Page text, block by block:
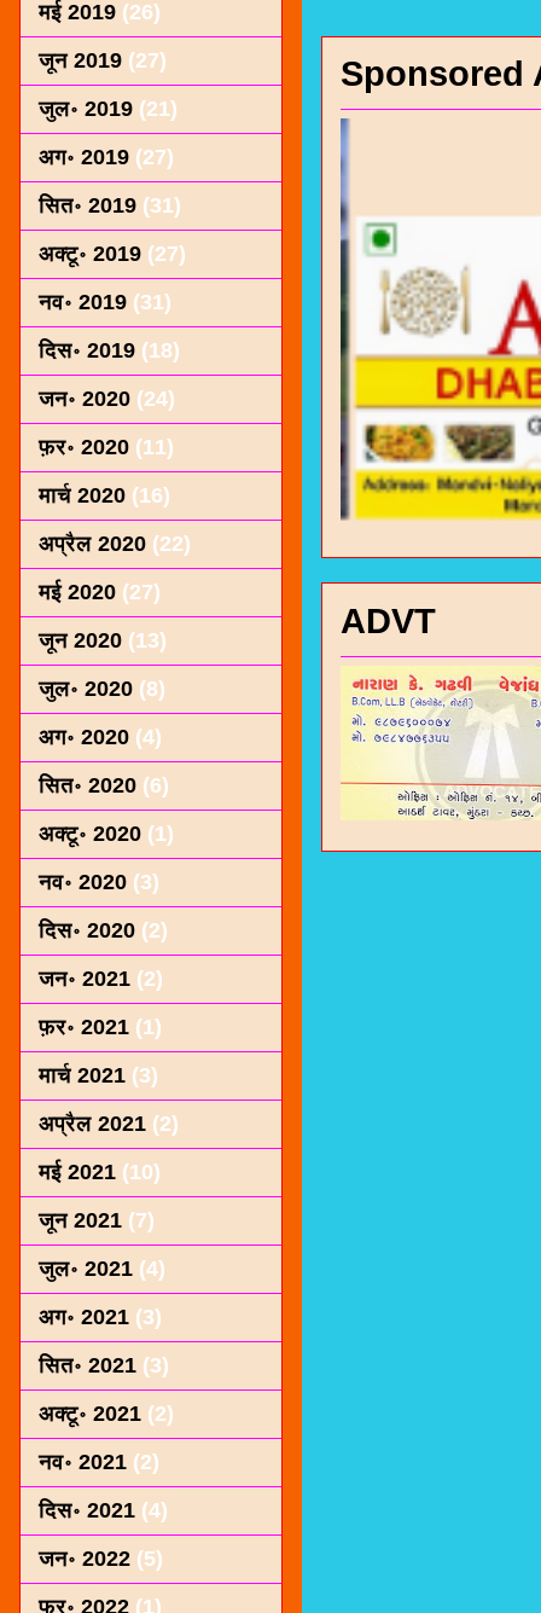
Sponsored
ADVT
मई 2019 (26)
जून 2019 (27)
जुल॰ 2019 (21)
अग॰ 2019 (27)
सित॰ 2019 (31)
अक्टू॰ 2019 (27)
नव॰ 2019 (31)
दिस॰ 2019 (18)
जन॰ 2020 (24)
फ़र॰ 2020 (11)
मार्च 2020 (16)
अप्रैल 2020 (22)
मई 2020 (27)
जून 2020 (13)
जुल॰ 2020 (8)
अग॰ 2020 (4)
सित॰ 2020 (6)
अक्टू॰ 2020 (1)
नव॰ 2020 (3)
दिस॰ 2020 (2)
जन॰ 2021 (2)
फ़र॰ 2021 (1)
मार्च 2021 (3)
अप्रैल 2021 (2)
मई 2021 (10)
जून 2021 (7)
जुल॰ 2021 (4)
अग॰ 2021 (3)
सित॰ 2021 (3)
अक्टू॰ 2021 (2)
नव॰ 2021 (2)
दिस॰ 2021 (4)
जन॰ 2022 (5)
फ़र॰ 2022 (1)